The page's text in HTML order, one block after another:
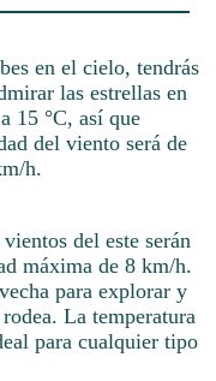
en el cielo, tendrás
las estrellas en
15 °C, así que
del viento será de
h.
del este serán
máxima de 8 km/h.
para explorar y
La temperatura
para cualquier tipo